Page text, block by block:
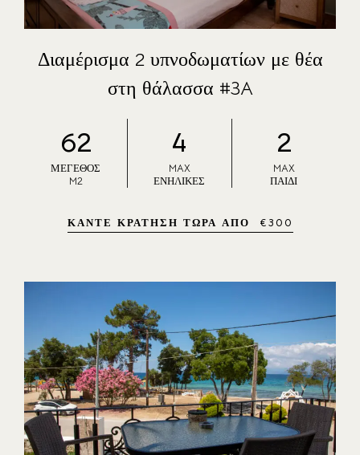
Διαμέρισμα 2 υπνοδωματίων με θέα
στη θάλασσα #3A
62
ΜΈΓΕΘΟΣ
M2
4
MAX
ΕΝΉΛΙΚΕΣ
2
MAX
ΠΑΙΔΊ
ΚΆΝΤΕ ΚΡΆΤΗΣΗ ΤΏΡΑ ΑΠΌ €300